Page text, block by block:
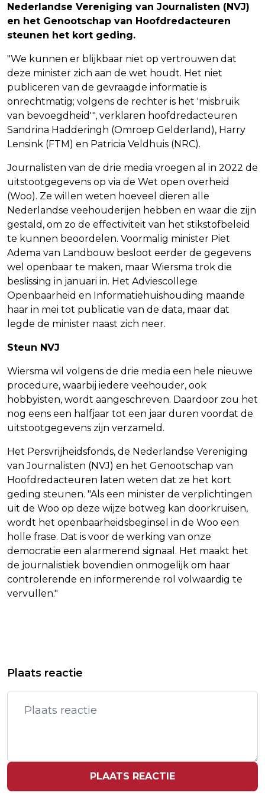
Nederlandse Vereniging van Journalisten (NVJ)
en het Genootschap van Hoofdredacteuren
steunen het kort geding.
"We kunnen er blijkbaar niet op vertrouwen dat
deze minister zich aan de wet houdt. Het niet
publiceren van de gevraagde informatie is
onrechtmatig; volgens de rechter is het 'misbruik
van bevoegdheid'", verklaren hoofdredacteuren
Sandrina Hadderingh (Omroep Gelderland), Harry
Lensink (FTM) en Patricia Veldhuis (NRC).
Journalisten van de drie media vroegen al in 2022 de
uitstootgegevens op via de Wet open overheid
(Woo). Ze willen weten hoeveel dieren alle
Nederlandse veehouderijen hebben en waar die zijn
gestald, om zo de effectiviteit van het stikstofbeleid
te kunnen beoordelen. Voormalig minister Piet
Adema van Landbouw besloot eerder de gegevens
wel openbaar te maken, maar Wiersma trok die
beslissing in januari in. Het Adviescollege
Openbaarheid en Informatiehuishouding maande
haar in mei tot publicatie van de data, maar dat
legde de minister naast zich neer.
Steun NVJ
Wiersma wil volgens de drie media een hele nieuwe
procedure, waarbij iedere veehouder, ook
hobbyisten, wordt aangeschreven. Daardoor zou het
nog eens een halfjaar tot een jaar duren voordat de
uitstootgegevens zijn verzameld.
Het Persvrijheidsfonds, de Nederlandse Vereniging
van Journalisten (NVJ) en het Genootschap van
Hoofdredacteuren laten weten dat ze het kort
geding steunen. "Als een minister de verplichtingen
uit de Woo op deze wijze botweg kan doorkruisen,
wordt het openbaarheidsbeginsel in de Woo een
holle frase. Dat is voor de werking van onze
democratie een alarmerend signaal. Het maakt het
de journalistiek bovendien onmogelijk om haar
controlerende en informerende rol volwaardig te
vervullen."
IN AFWACHTING UITSPRAAK
INTRODUCTIEWEKEN STUDENTEN
NEMEN MAATREGELEN BIJ HITTE
Plaats reactie
PLAATS REACTIE